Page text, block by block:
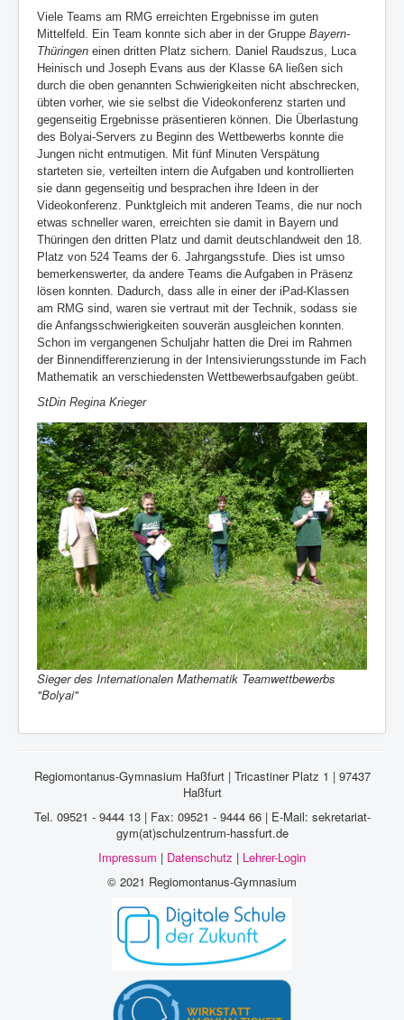
Viele Teams am RMG erreichten Ergebnisse im guten
Mittelfeld. Ein Team konnte sich aber in der Gruppe Bayern-
Thüringen einen dritten Platz sichern.
Daniel Raudszus, Luca
Heinisch und Joseph Evans aus der Klasse 6A ließen sich
durch die oben genannten Schwierigkeiten nicht abschrecken,
übten vorher, wie sie selbst die Videokonferenz starten und
gegenseitig Ergebnisse präsentieren können. Die Überlastung
des Bolyai-Servers zu Beginn des Wettbewerbs konnte die
Jungen nicht entmutigen. Mit fünf Minuten Verspätung
starteten sie, verteilten intern die Aufgaben und kontrollierten
sie dann gegenseitig und besprachen ihre Ideen in der
Videokonferenz. Punktgleich mit anderen Teams, die nur noch
etwas schneller waren, erreichten sie damit in Bayern und
Thüringen den dritten Platz und damit deutschlandweit den 18.
Platz von 524 Teams der 6. Jahrgangsstufe. Dies ist umso
bemerkenswerter, da andere Teams die Aufgaben in Präsenz
lösen konnten. Dadurch, dass alle in einer der iPad-Klassen
am RMG sind, waren sie vertraut mit der Technik, sodass sie
die Anfangsschwierigkeiten souverän ausgleichen konnten.
Schon im vergangenen Schuljahr hatten die Drei im Rahmen
der Binnendifferenzierung in der Intensivierungsstunde im Fach
Mathematik an verschiedensten Wettbewerbsaufgaben geübt.
StDin Regina Krieger
Sieger des Internationalen Mathematik Teamwettbewerbs
"Bolyai"
Regiomontanus-Gymnasium Haßfurt | Tricastiner Platz 1 | 97437
Haßfurt
Tel. 09521 - 9444 13 | Fax: 09521 - 9444 66 | E-Mail: sekretariat-
gym(at)schulzentrum-hassfurt.de
Impressum | Datenschutz | Lehrer-Login
© 2021 Regiomontanus-Gymnasium